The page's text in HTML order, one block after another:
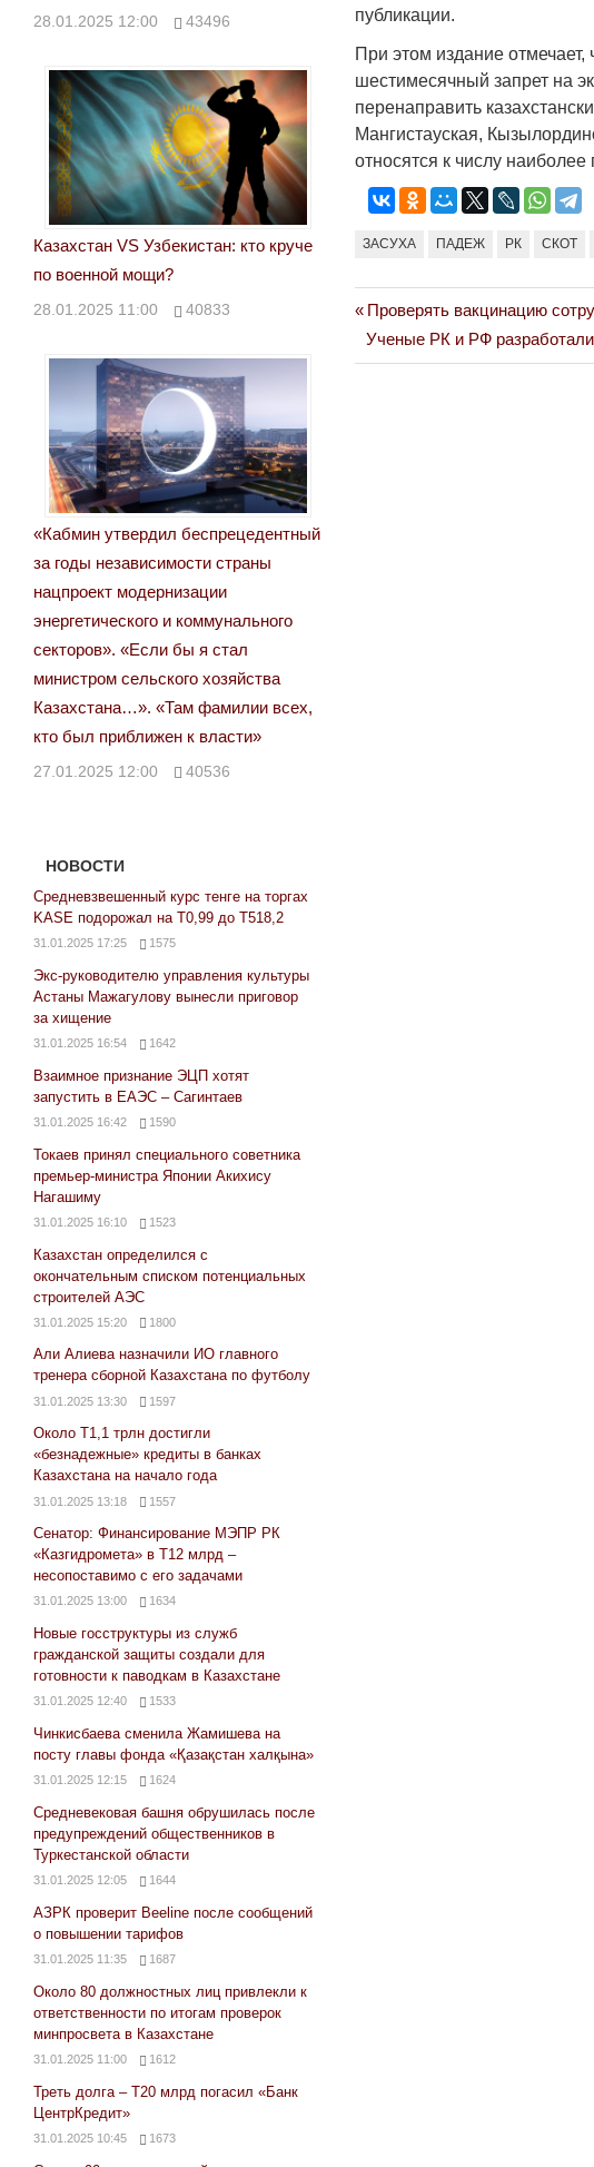
публикации.
При этом издание
шестимесячный запрет на
перенаправить
Мангистауская,
относятся к числу
ЗАСУХА ПАДЕЖ РК СКОТ
Навигация
по
Previous
Post:
Проверять вакцинацию
Next
Post:
Ученые РК и РФ разработали
28.01.2025 12:00 43496
Казахстан VS Узбекистан: кто круче
по военной мощи?
28.01.2025 11:00 40833
«Кабмин утвердил беспрецедентный
за годы независимости страны
нацпроект модернизации
энергетического и коммунального
секторов». «Если бы я стал
министром сельского хозяйства
Казахстана…». «Там фамилии всех,
кто был приближен к власти»
27.01.2025 12:00 40536
НОВОСТИ
Средневзвешенный курс тенге на торгах
KASE подорожал на Т0,99 до Т518,2
31.01.2025 17:25 1575
Экс-руководителю управления культуры
Астаны Мажагулову вынесли приговор
за хищение
31.01.2025 16:54 1642
Взаимное признание ЭЦП хотят
запустить в ЕАЭС – Сагинтаев
31.01.2025 16:42 1590
Токаев принял специального советника
премьер-министра Японии Акихису
Нагашиму
31.01.2025 16:10 1523
Казахстан определился с
окончательным списком потенциальных
строителей АЭС
31.01.2025 15:20 1800
Али Алиева назначили ИО главного
тренера сборной Казахстана по футболу
31.01.2025 13:30 1597
Около Т1,1 трлн достигли
«безнадежные» кредиты в банках
Казахстана на начало года
31.01.2025 13:18 1557
Сенатор: Финансирование МЭПР РК
«Казгидромета» в Т12 млрд –
несопоставимо с его задачами
31.01.2025 13:00 1634
Новые госструктуры из служб
гражданской защиты создали для
готовности к паводкам в Казахстане
31.01.2025 12:40 1533
Чинкисбаева сменила Жамишева на
посту главы фонда «Қазақстан халқына»
31.01.2025 12:15 1624
Средневековая башня обрушилась после
предупреждений общественников в
Туркестанской области
31.01.2025 12:05 1644
АЗРК проверит Beeline после сообщений
о повышении тарифов
31.01.2025 11:35 1687
Около 80 должностных лиц привлекли к
ответственности по итогам проверок
минпросвета в Казахстане
31.01.2025 11:00 1612
Треть долга – Т20 млрд погасил «Банк
ЦентрКредит»
31.01.2025 10:45 1673